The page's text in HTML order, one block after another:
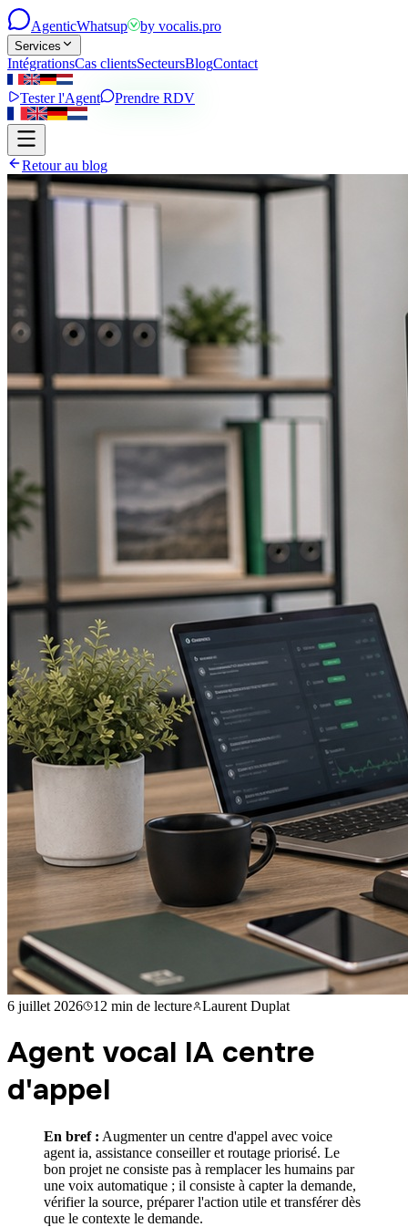
AgenticWhatsup by vocalis.pro
Services
IntégrationsCas clientsSecteursBlogContact
Tester l'Agent Prendre RDV
Retour au blog
6 juillet 2026 12 min de lecture Laurent Duplat
Agent vocal IA centre
d'appel
En bref : Augmenter un centre d'appel avec voice
agent ia, assistance conseiller et routage priorisé. Le
bon projet ne consiste pas à remplacer les humains par
une voix automatique ; il consiste à capter la demande,
vérifier la source, préparer l'action utile et transférer dès
que le contexte le demande.